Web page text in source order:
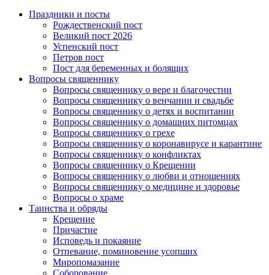
Праздники и посты
Рождественский пост
Великий пост 2026
Успенский пост
Петров пост
Пост для беременных и болящих
Вопросы священнику
Вопросы священнику о вере и благочестии
Вопросы священнику о венчании и свадьбе
Вопросы священнику о детях и воспитании
Вопросы священнику о домашних питомцах
Вопросы священнику о грехе
Вопросы священнику о коронавирусе и карантине
Вопросы священнику о конфликтах
Вопросы священнику о Крещении
Вопросы священнику о любви и отношениях
Вопросы священнику о медицине и здоровье
Вопросы о храме
Таинства и обряды
Крещение
Причастие
Исповедь и покаяние
Отпевание, поминовение усопших
Миропомазание